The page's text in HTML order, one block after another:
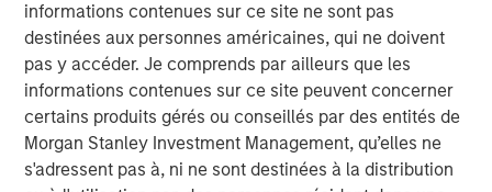
informations contenues sur ce site ne sont pas
destinées aux personnes américaines, qui ne doivent
pas y accéder. Je comprends par ailleurs que les
informations contenues sur ce site peuvent concerner
certains produits gérés ou conseillés par des entités de
Morgan Stanley Investment Management, qu’elles ne
s'adressent pas à, ni ne sont destinées à la distribution
I often hear active equity managers explain how
they just focus on investing in good companies, not
paying much attention to the macro environment.
Classic bottom-up investing.
While that sounds great in theory, the movement of
any stock over a reasonable period is largely